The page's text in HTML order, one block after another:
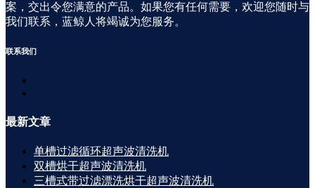
案，交出令您满意的产品。如果您有任何需要，欢迎您随时与
我们联系，蓝鲸人将竭诚为您服务。
联系我们
最新文章
单槽过滤循环超声波清洗机
双槽烘干超声波清洗机
三槽式带过滤漂洗烘干超声波清洗机